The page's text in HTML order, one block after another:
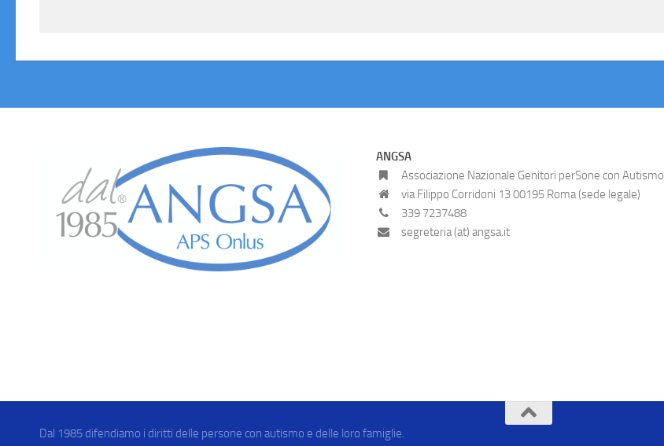
ANGSA
Associazione Nazionale Genitori perSone con Autismo
via Filippo Corridoni 13 00195 Roma (sede legale)
339 7237488
segreteria (at) angsa.it
Dal 1985 difendiamo i diritti delle persone con autismo e delle loro famiglie.